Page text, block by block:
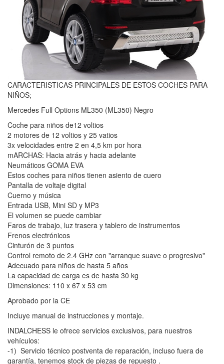
CARACTERISTICAS PRINCIPALES DE ESTOS COCHES PARA
NIÑOS;
Mercedes Full Options ML350 (ML350) Negro
Coche para niños de12 voltios
2 motores de 12 voltios y 25 vatios
3x velocidades entre 2 en 4,5 km por hora
mARCHAS: Hacia atrás y hacia adelante
Neumáticos GOMA EVA
Estos coches para niños tienen asiento de cuero
Pantalla de voltaje digital
Cuerno y música
Entrada USB, Mini SD y MP3
El volumen se puede cambiar
Faros de trabajo, luz trasera y tablero de instrumentos
Frenos electrónicos
Cinturón de 3 puntos
Control remoto de 2.4 GHz con "arranque suave o progresivo"
Adecuado para niños de hasta 5 años
La capacidad de carga es de hasta 30 kg
Dimensiones: 110 x 67 x 53 cm
Aprobado por la CE
Incluye manual de instrucciones y montaje.
INDALCHESS le ofrece servicios exclusivos, para nuestros
vehículos:
-1) Servicio técnico postventa de reparación, incluso fuera de
garantía, tenemos stock de piezas de repuesto .